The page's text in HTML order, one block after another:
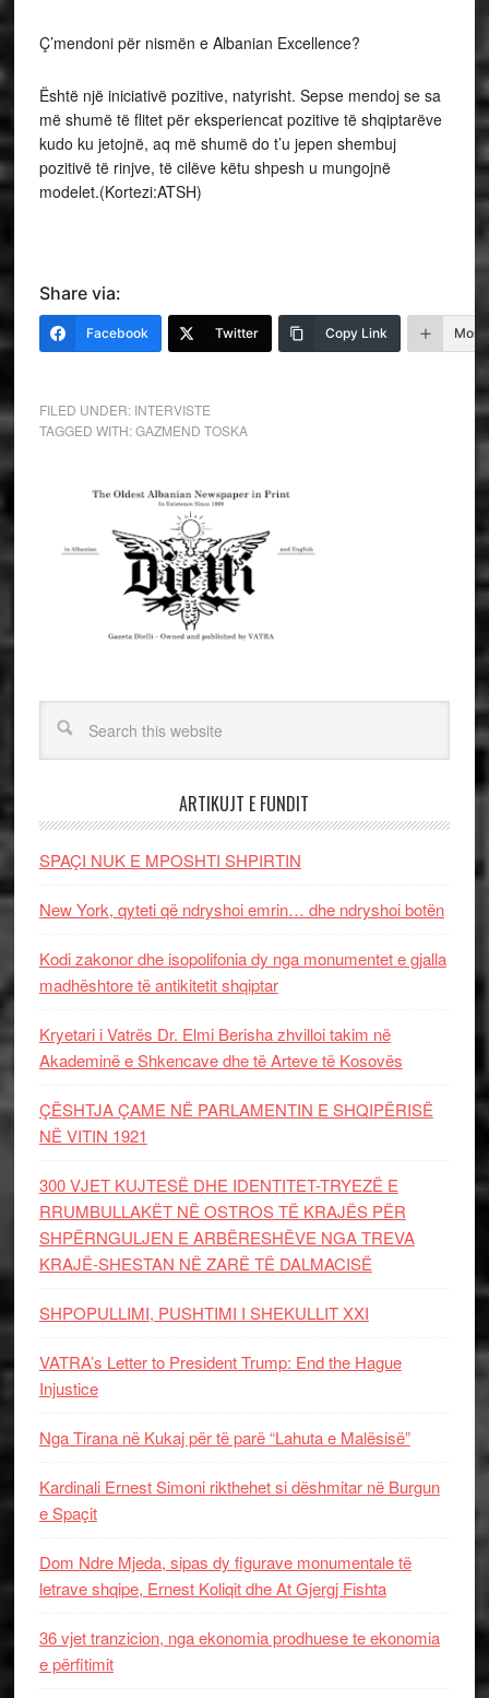
Ç’mendoni për nismën e Albanian Excellence?
Është një iniciativë pozitive, natyrisht. Sepse mendoj se sa
më shumë të flitet për eksperiencat pozitive të shqiptarëve
kudo ku jetojnë, aq më shumë do t’u jepen shembuj
pozitivë të rinjve, të cilëve këtu shpesh u mungojnë
modelet.(Kortezi:ATSH)
Share via:
Facebook Twitter Copy Link More
FILED UNDER: INTERVISTE
TAGGED WITH:GAZMEND TOSKA
ARTIKUJT E FUNDIT
SPAÇI NUK E MPOSHTI SHPIRTIN
New York, qyteti që ndryshoi emrin… dhe ndryshoi botën
Kodi zakonor dhe isopolifonia dy nga monumentet e gjalla
madhështore të antikitetit shqiptar
Kryetari i Vatrës Dr. Elmi Berisha zhvilloi takim në
Akademinë e Shkencave dhe të Arteve të Kosovës
ÇËSHTJA ÇAME NË PARLAMENTIN E SHQIPËRISË
NË VITIN 1921
300 VJET KUJTESË DHE IDENTITET-TRYEZË E
RRUMBULLAKËT NË OSTROS TË KRAJËS PËR
SHPËRNGULJEN E ARBËRESHËVE NGA TREVA
KRAJË-SHESTAN NË ZARË TË DALMACISË
SHPOPULLIMI, PUSHTIMI I SHEKULLIT XXI
VATRA’s Letter to President Trump: End the Hague
Injustice
Nga Tirana në Kukaj për të parë “Lahuta e Malësisë”
Kardinali Ernest Simoni rikthehet si dëshmitar në Burgun
e Spaçit
Dom Ndre Mjeda, sipas dy figurave monumentale të
letrave shqipe, Ernest Koliqit dhe At Gjergj Fishta
36 vjet tranzicion, nga ekonomia prodhuese te ekonomia
e përfitimit